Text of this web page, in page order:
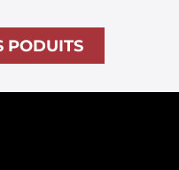
PODUITS